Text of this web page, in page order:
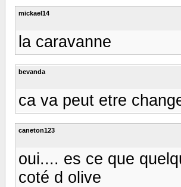
mickael14
la caravanne
bevanda
ca va peut etre
caneton123
oui.... es ce que
coté d olive